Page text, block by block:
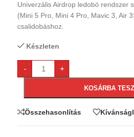
Univerzális Airdrop ledobó rendszer
(Mini 5 Pro, Mini 4 Pro, Mavic 3, Air
csalidobáshoz.
Készleten
- +
KOSÁRBA
Összehasonlítás